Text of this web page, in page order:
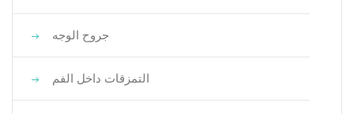
جروح الوجه
التمزقات داخل الفم